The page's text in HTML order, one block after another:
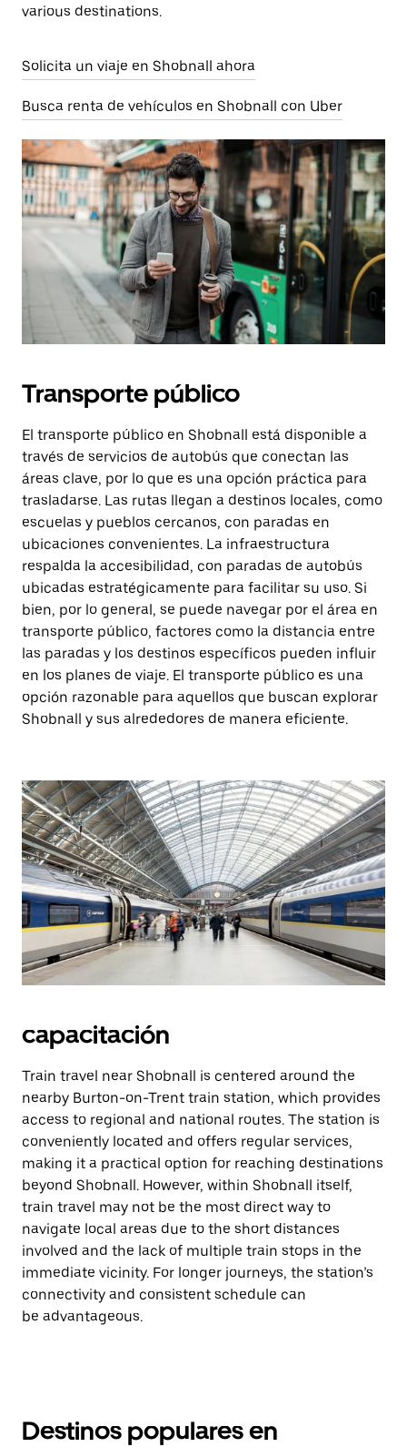
various destinations.
Solicita un viaje en Shobnall ahora
Busca renta de vehículos en Shobnall con Uber
Transporte público
El transporte público en Shobnall está disponible a
través de servicios de autobús que conectan las
áreas clave, por lo que es una opción práctica para
trasladarse. Las rutas llegan a destinos locales, como
escuelas y pueblos cercanos, con paradas en
ubicaciones convenientes. La infraestructura
respalda la accesibilidad, con paradas de autobús
ubicadas estratégicamente para facilitar su uso. Si
bien, por lo general, se puede navegar por el área en
transporte público, factores como la distancia entre
las paradas y los destinos específicos pueden influir
en los planes de viaje. El transporte público es una
opción razonable para aquellos que buscan explorar
Shobnall y sus alrededores de manera eficiente.
capacitación
Train travel near Shobnall is centered around the
nearby Burton-on-Trent train station, which provides
access to regional and national routes. The station is
conveniently located and offers regular services,
making it a practical option for reaching destinations
beyond Shobnall. However, within Shobnall itself,
train travel may not be the most direct way to
navigate local areas due to the short distances
involved and the lack of multiple train stops in the
immediate vicinity. For longer journeys, the station’s
connectivity and consistent schedule can
be advantageous.
Destinos populares en